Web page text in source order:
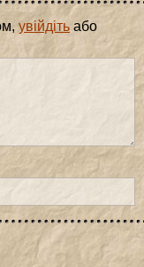
увійдіть або